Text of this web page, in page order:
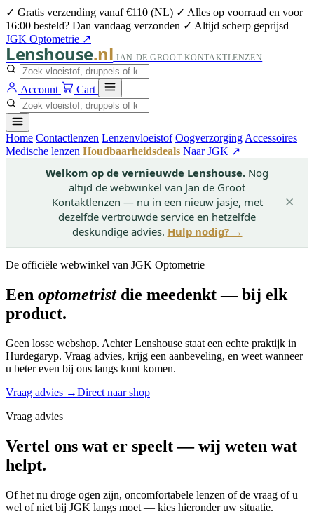
✓ Gratis verzending vanaf €110 (NL) ✓ Alles op voorraad en voor
16:00 besteld? Dan vandaag verzonden ✓ Altijd scherp geprijsd
JGK Optometrie ↗
Lenshouse.nl JAN DE GROOT KONTAKTLENZEN
Account Cart
Home Contactlenzen Lenzenvloeistof Oogverzorging Accessoires
Medische lenzen Houdbaarheidsdeals Naar JGK ↗
Welkom op de vernieuwde Lenshouse. Nog
altijd de webwinkel van Jan de Groot
Kontaktlenzen — nu in een nieuw jasje, met
dezelfde vertrouwde service en hetzelfde
deskundige advies. Hulp nodig? →
✕
De officiële webwinkel van JGK Optometrie
Een optometristdie meedenkt — bij elk
product.
Geen losse webshop. Achter Lenshouse staat een echte praktijk in
Hurdegaryp. Vraag advies, krijg een aanbeveling, en weet wanneer
u beter even bij ons langs kunt komen.
Vraag advies →Direct naar shop
Vraag advies
Vertel ons wat er speelt — wij weten wat
helpt.
Of het nu droge ogen zijn, oncomfortabele lenzen of de vraag of u
wel of niet bij JGK langs moet — kies hieronder uw situatie.